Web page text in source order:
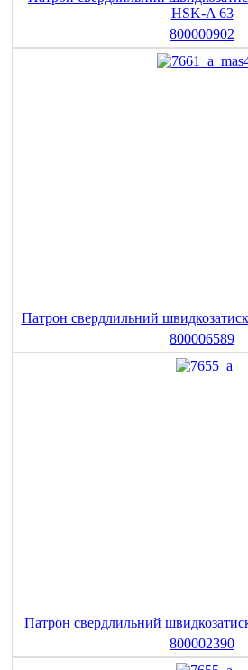
HSK-A 63
800000902
Патрон свердлильний
800006589
Патрон свердлильний
800002390